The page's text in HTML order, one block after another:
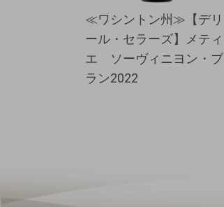
≪ワシントン州≫【デリ
ール・セラーズ】メティ
エ ソーヴィニヨン・ブ
ラン2022